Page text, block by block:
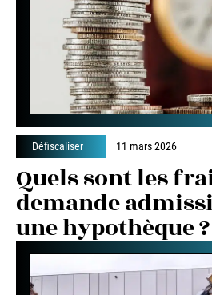
Défiscaliser 11 mars 2026
Quels sont les
demande
une hypothèque ?